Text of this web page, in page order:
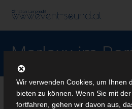
Marlaxx im
Wir verwenden Cookies, um Ihnen
bieten zu können. Wenn Sie mit
fortfahren, gehen wir davon aus,